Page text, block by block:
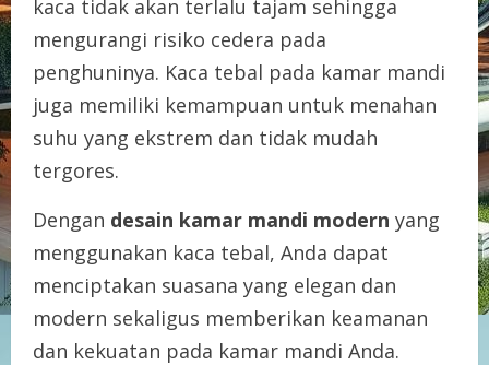
kaca tidak akan terlalu tajam sehingga
mengurangi risiko cedera pada
penghuninya. Kaca tebal pada kamar mandi
juga memiliki kemampuan untuk menahan
suhu yang ekstrem dan tidak mudah
tergores.
Dengan desain kamar mandi modern yang
menggunakan kaca tebal, Anda dapat
menciptakan suasana yang elegan dan
modern sekaligus memberikan keamanan
dan kekuatan pada kamar mandi Anda.